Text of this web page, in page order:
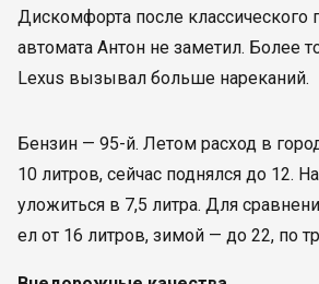
Дискомфорта после классического
автомата Антон не заметил. Более
Lexus вызывал больше нареканий.
Бензин — 95-й. Летом расход в
10 литров, сейчас поднялся до 12.
уложиться в 7,5 литра. Для
ел от 16 литров, зимой — до 22, по